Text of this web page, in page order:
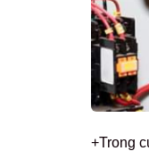
+Trong